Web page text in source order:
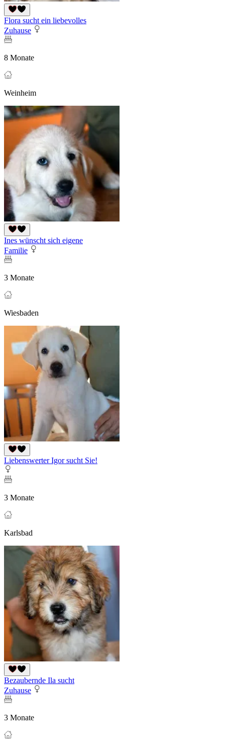
Flora sucht ein liebevolles
Zuhause
8 Monate
Weinheim
Ines wünscht sich eigene
Familie
3 Monate
Wiesbaden
Liebenswerter Igor sucht Sie!
3 Monate
Karlsbad
Bezaubernde Ila sucht
Zuhause
3 Monate